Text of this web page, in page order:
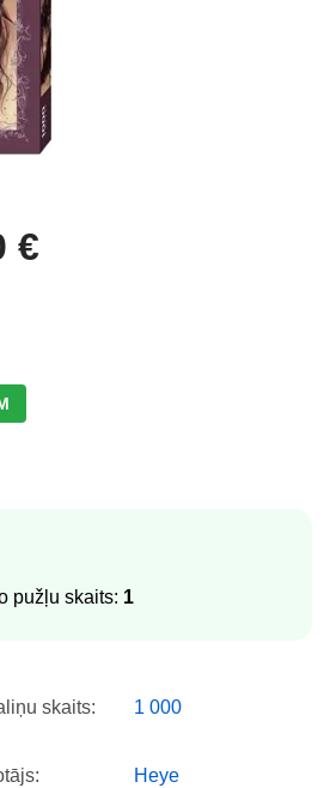
€
pužļu skaits: 1
skaits: 1 000
Heye